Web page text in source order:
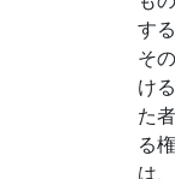
す
そ
け
た
る
は